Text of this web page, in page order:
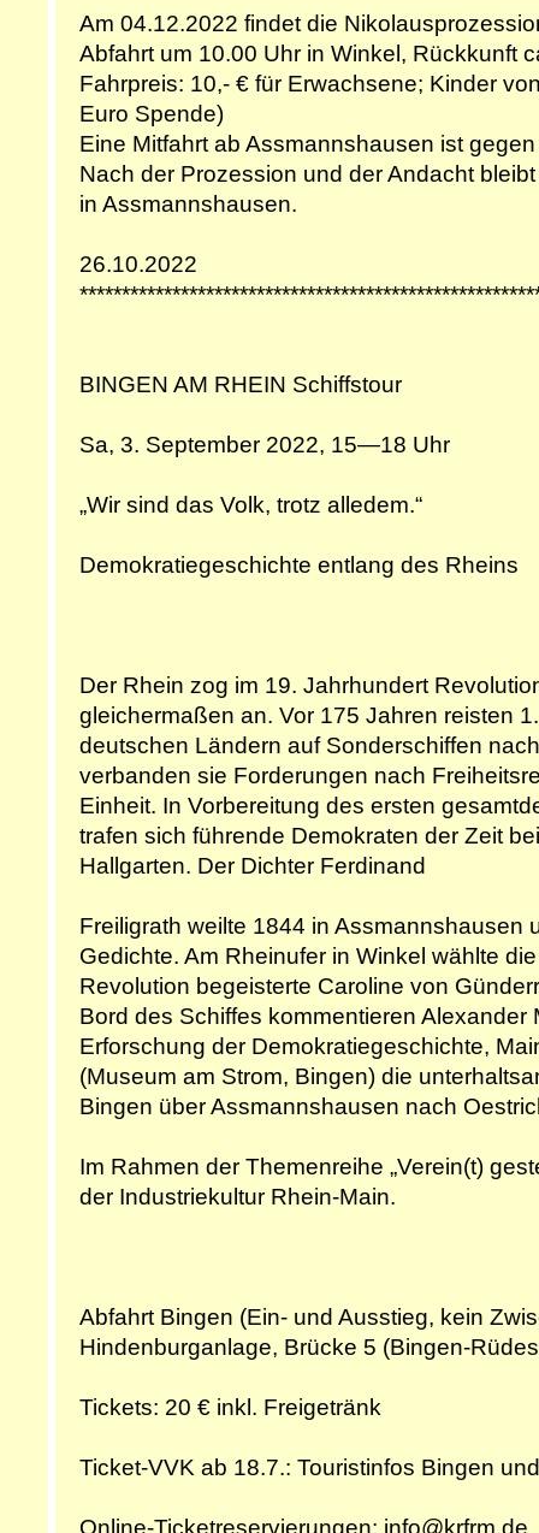
Am 04.12.2022 findet die
Abfahrt um 10.00 Uhr in Winkel, Rückkunft
Fahrpreis: 10,- € für Erwachsene; Kinder
Euro Spende)
Eine Mitfahrt ab Assmannshausen ist
Nach der Prozession und der Andacht
in Assmannshausen.
26.10.2022
BINGEN AM RHEIN Schiffstour
Sa, 3. September 2022, 15—18 Uhr
„Wir sind das Volk, trotz alledem.“
Demokratiegeschichte entlang des Rheins
Der Rhein zog im 19. Jahrhundert
gleichermaßen an. Vor 175 Jahren reisten
deutschen Ländern auf Sonderschiffen
verbanden sie Forderungen nach
Einheit. In Vorbereitung des ersten
trafen sich führende Demokraten der Zeit
Hallgarten. Der Dichter Ferdinand
Freiligrath weilte 1844 in Assmannshausen
Gedichte. Am Rheinufer in Winkel wählte
Revolution begeisterte Caroline von
Bord des Schiffes kommentieren Alexander
Erforschung der Demokratiegeschichte,
(Museum am Strom, Bingen) die
Bingen über Assmannshausen nach
Im Rahmen der Themenreihe „Verein(t)
der Industriekultur Rhein-Main.
Abfahrt Bingen (Ein- und Ausstieg, kein
Hindenburganlage, Brücke 5 (Bingen-
Tickets: 20 € inkl. Freigetränk
Ticket-VVK ab 18.7.: Touristinfos Bingen
Online-Ticketreservierungen: info@krfrm.de